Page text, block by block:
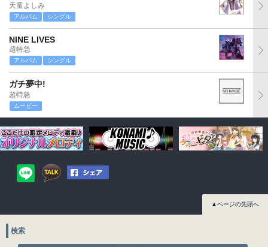
天童よしみ
アルバム シングル
NINE LIVES
超特急
アルバム シングル
ガチ夢中!
超特急
ムービー
▲ページの先頭へ
検索